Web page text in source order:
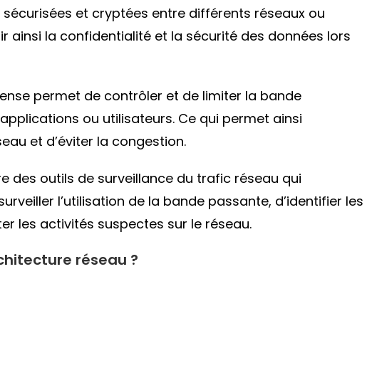
et cryptées entre différents réseaux ou
ainsi la confidentialité et la sécurité des données lors
permet de contrôler et de limiter la bande
ou utilisateurs. Ce qui permet ainsi
et d’éviter la congestion.
des outils de surveillance du trafic réseau qui
l’utilisation de la bande passante, d’identifier les
les activités suspectes sur le réseau.
réseau ?